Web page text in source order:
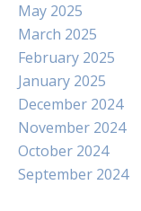
May 2025
March 2025
February 2025
January 2025
December 2024
November 2024
October 2024
September 2024